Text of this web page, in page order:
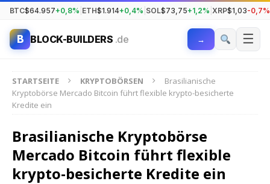
BTC$64.957+0,8% ETH$1.914+0,4% SOL$73,75+1,2% XRP$1,03-0,7%
B BLOCK-BUILDERS .de → ☰
STARTSEITE KRYPTOBÖRSEN
Brasilianische
Kryptobörse Mercado Bitcoin führt flexible krypto-besicherte
Kredite ein
Brasilianische Kryptobörse
Mercado Bitcoin führt flexible
krypto-besicherte Kredite ein